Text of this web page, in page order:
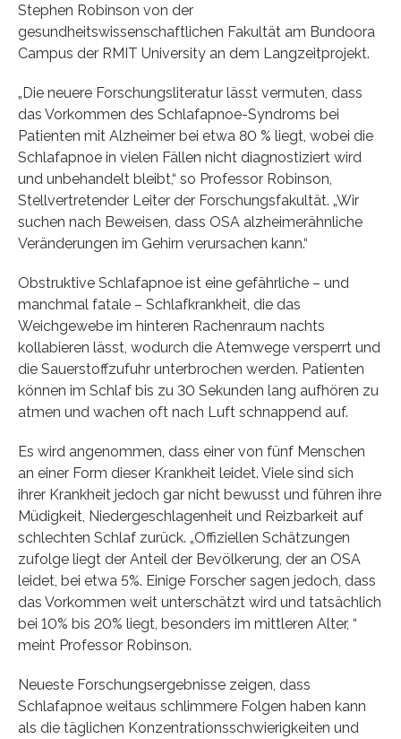
Stephen Robinson von der
gesundheitswissenschaftlichen Fakultät am Bundoora
Campus der RMIT University an dem Langzeitprojekt.
„Die neuere Forschungsliteratur lässt vermuten, dass
das Vorkommen des Schlafapnoe-Syndroms bei
Patienten mit Alzheimer bei etwa 80 % liegt, wobei die
Schlafapnoe in vielen Fällen nicht diagnostiziert wird
und unbehandelt bleibt,“ so Professor Robinson,
Stellvertretender Leiter der Forschungsfakultät. „Wir
suchen nach Beweisen, dass OSA alzheimerähnliche
Veränderungen im Gehirn verursachen kann.“
Obstruktive Schlafapnoe ist eine gefährliche – und
manchmal fatale – Schlafkrankheit, die das
Weichgewebe im hinteren Rachenraum nachts
kollabieren lässt, wodurch die Atemwege versperrt und
die Sauerstoffzufuhr unterbrochen werden. Patienten
können im Schlaf bis zu 30 Sekunden lang aufhören zu
atmen und wachen oft nach Luft schnappend auf.
Es wird angenommen, dass einer von fünf Menschen
an einer Form dieser Krankheit leidet. Viele sind sich
ihrer Krankheit jedoch gar nicht bewusst und führen ihre
Müdigkeit, Niedergeschlagenheit und Reizbarkeit auf
schlechten Schlaf zurück. „Offiziellen Schätzungen
zufolge liegt der Anteil der Bevölkerung, der an OSA
leidet, bei etwa 5%. Einige Forscher sagen jedoch, dass
das Vorkommen weit unterschätzt wird und tatsächlich
bei 10% bis 20% liegt, besonders im mittleren Alter, “
meint Professor Robinson.
Neueste Forschungsergebnisse zeigen, dass
Schlafapnoe weitaus schlimmere Folgen haben kann
als die täglichen Konzentrationsschwierigkeiten und